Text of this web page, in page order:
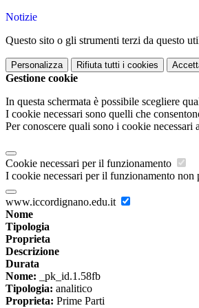
Notizie
Questo sito o gli strumenti terzi da questo
Personalizza Rifiuta tutti i cookies
Gestione cookie
In questa schermata è possibile scegliere
I cookie necessari sono quelli che
Per conoscere quali sono i cookie
Cookie necessari per il funzionamento
I cookie necessari per il funzionamento
www.iccordignano.edu.it
Nome
Tipologia
Proprieta
Descrizione
Durata
Nome: _pk_id.1.58fb
Tipologia: analitico
Proprieta: Prime Parti